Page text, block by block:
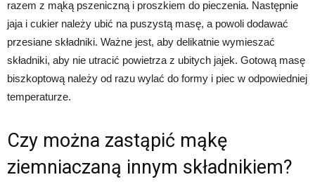
razem z mąką pszeniczną i proszkiem do pieczenia. Następnie
jaja i cukier należy ubić na puszystą masę, a powoli dodawać
przesiane składniki. Ważne jest, aby delikatnie wymieszać
składniki, aby nie utracić powietrza z ubitych jajek. Gotową masę
biszkoptową należy od razu wylać do formy i piec w odpowiedniej
temperaturze.
Czy można zastąpić mąkę
ziemniaczaną innym składnikiem?